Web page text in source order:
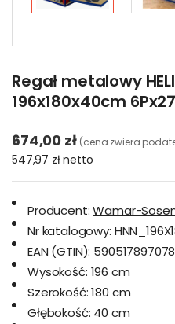
Regał metalowy
196x180x40cm
674,00 zł (cena zwiera
547,97 złnetto
Producent: Wamar-
Nr katalogowy:
EAN (GTIN):
Wysokość: 196 cm
Szerokość: 180 cm
Głębokość: 40 cm